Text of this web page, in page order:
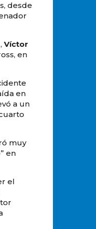
desde
Víctor
en
en
a un
muy
en
el